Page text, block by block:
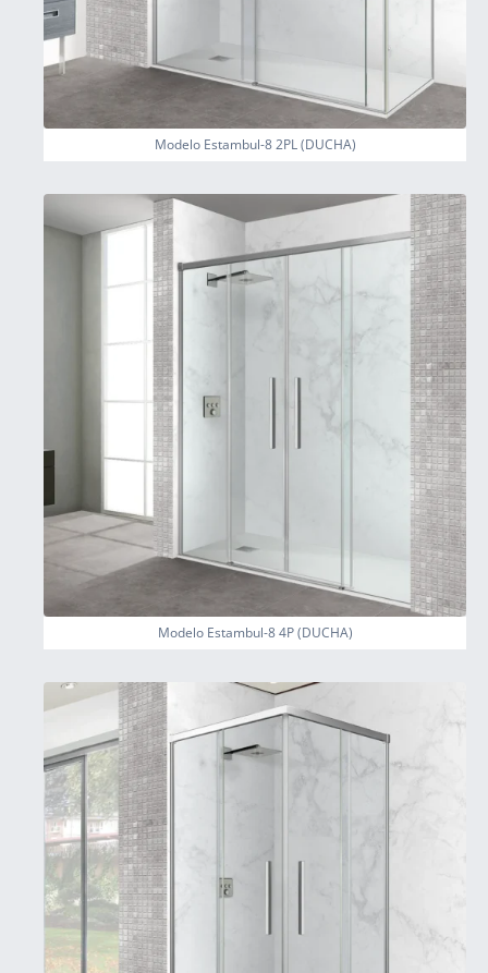
Modelo Estambul-8 2PL (DUCHA)
Modelo Estambul-8 4P (DUCHA)